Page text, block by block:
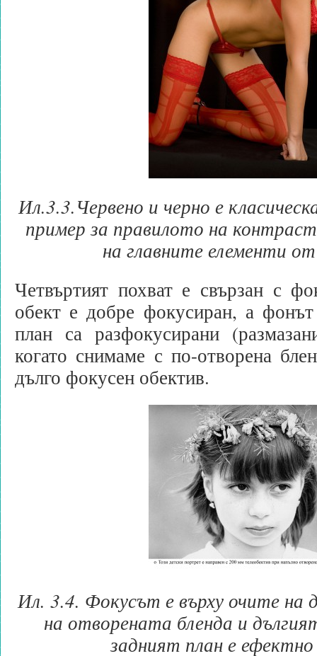
Ил.3.3.Червено и черно е
пример за правилото на
на главните елементи
Четвъртият похват е свързан с
обект е добре фокусиран, а
план са разфокусирани
когато снимаме с по-отворена
дълго фокусен обектив.
Ил. 3.4. Фокусът е върху очите на
на отворената бленда и
задният план е